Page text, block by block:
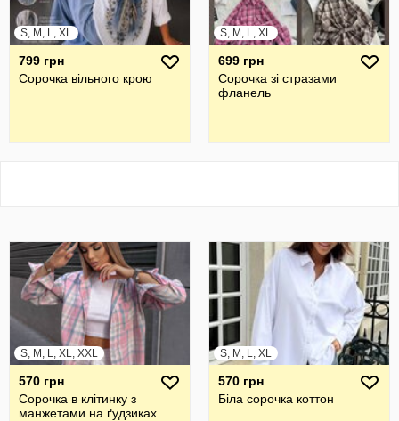
S, M, L, XL
799 грн
Сорочка вільного крою
S, M, L, XL
699 грн
Сорочка зі стразами
фланель
S, M, L, XL, XXL
570 грн
Сорочка в клітинку з
манжетами на ґудзиках
S, M, L, XL
570 грн
Біла сорочка коттон